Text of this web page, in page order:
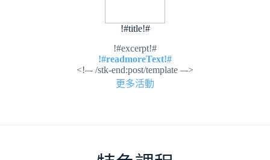
!#title!#
!#excerpt!#
!#readmoreText!#
<!–- /stk-end:post/template –->
更多活動